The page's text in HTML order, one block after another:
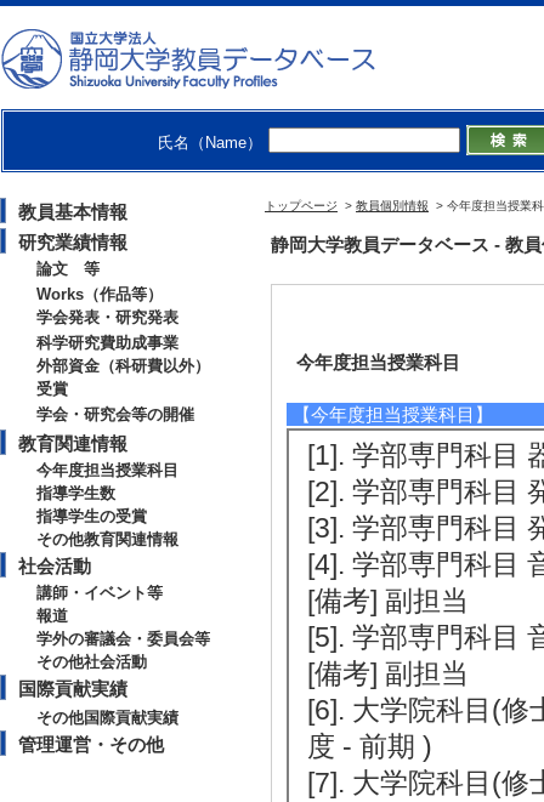
氏名（Name）
教員基本情報
研究業績情報
論文 等
Works（作品等）
学会発表・研究発表
科学研究費助成事業
外部資金（科研費以外）
受賞
学会・研究会等の開催
教育関連情報
今年度担当授業科目
指導学生数
指導学生の受賞
その他教育関連情報
社会活動
講師・イベント等
報道
学外の審議会・委員会等
その他社会活動
国際貢献実績
その他国際貢献実績
管理運営・その他
トップページ > 教員個別情報 > 今年度担当授業
静岡大学教員データベース - 教
今年度担当授業科目
【今年度担当授業科目】
[1]. 学部専門科目
[2]. 学部専門科目
[3]. 学部専門科目
[4]. 学部専門科目
[備考] 副担当
[5]. 学部専門科目
[備考] 副担当
[6]. 大学院科目(修
度 - 前期 )
[7]. 大学院科目(修